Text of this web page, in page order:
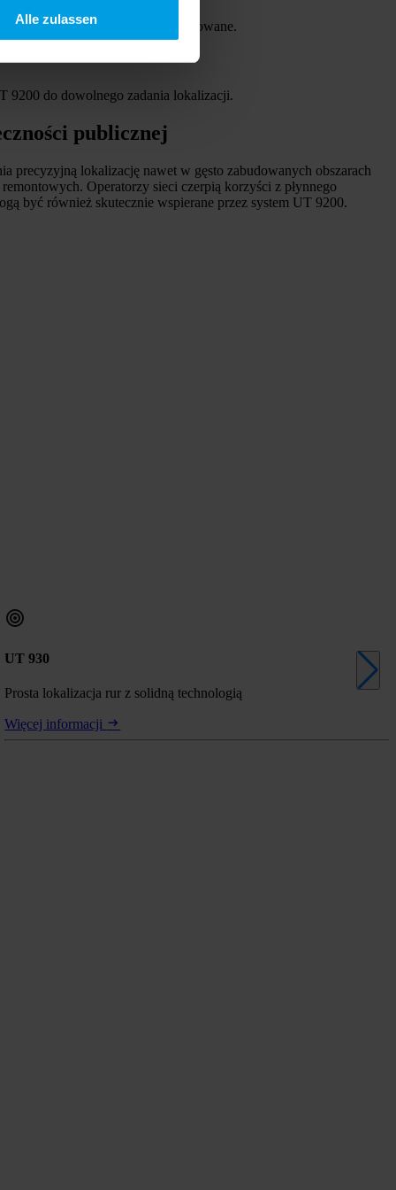
Alle zulassen
i mogą być łatwo eksportowane.
9200 do dowolnego zadania lokalizacji.
publicznej
precyzyjną lokalizację nawet w gęsto zabudowanych obszarach
Operatorzy sieci czerpią korzyści z płynnego
być również skutecznie wspierane przez system UT 9200.
UT 930
Prosta lokalizacja rur z solidną technologią
Więcej informacji